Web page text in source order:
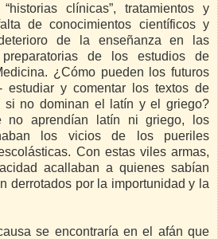
clínicas”, tratamientos y
de conocimientos científicos y
de la enseñanza en las
de los estudios de
¿Cómo pueden los futuros
estudiar y comentar los textos de
si no dominan el latín y el griego?
no aprendían latín ni griego, los
los vicios de los pueriles
Con estas viles armas,
acallaban a quienes sabían
derrotados por la importunidad y la
se encontraría en el afán que